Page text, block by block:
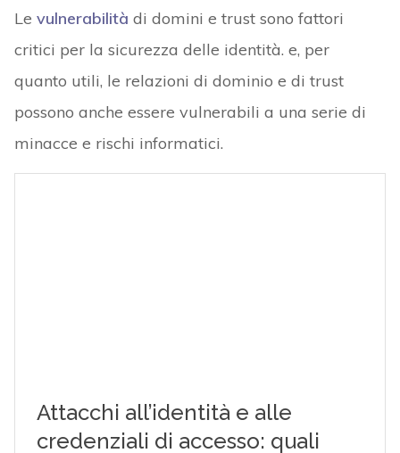
Le vulnerabilità di domini e trust sono fattori
critici per la sicurezza delle identità. e, per
quanto utili, le relazioni di dominio e di trust
possono anche essere vulnerabili a una serie di
minacce e rischi informatici.